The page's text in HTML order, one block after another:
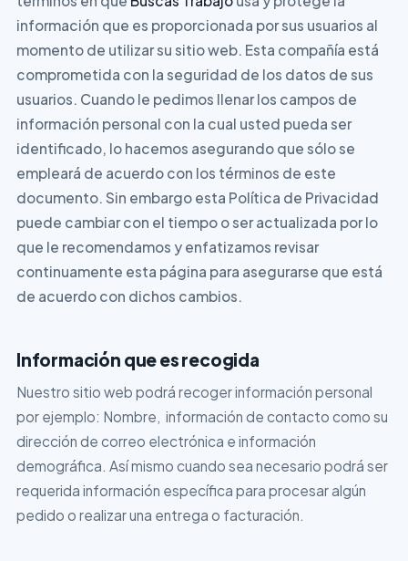
información que es proporcionada por sus usuarios al
momento de utilizar su sitio web. Esta compañía está
comprometida con la seguridad de los datos de sus
usuarios. Cuando le pedimos llenar los campos de
información personal con la cual usted pueda ser
identificado, lo hacemos asegurando que sólo se
empleará de acuerdo con los términos de este
documento. Sin embargo esta Política de Privacidad
puede cambiar con el tiempo o ser actualizada por lo
que le recomendamos y enfatizamos revisar
continuamente esta página para asegurarse que está
de acuerdo con dichos cambios.
Información que es recogida
Nuestro sitio web podrá recoger información personal
por ejemplo: Nombre, información de contacto como su
dirección de correo electrónica e información
demográfica. Así mismo cuando sea necesario podrá ser
requerida información específica para procesar algún
pedido o realizar una entrega o facturación.